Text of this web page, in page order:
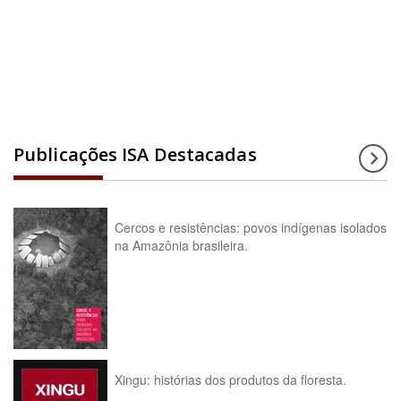
Publicações ISA Destacadas
Cercos e resistências: povos indígenas isolados
na Amazônia brasileira.
Xingu: histórias dos produtos da floresta.